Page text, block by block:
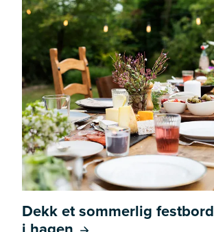
Dekk et sommerlig festbord